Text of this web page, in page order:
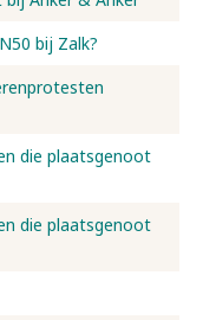
bij Zalk?
die plaatsgenoot
die plaatsgenoot